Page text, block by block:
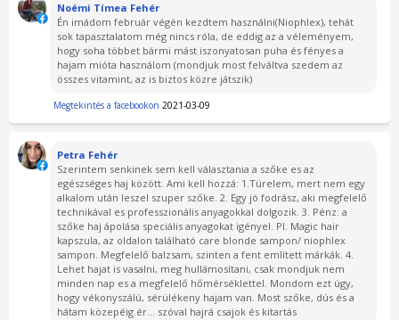
Noémi Tímea Fehér
Én imádom február végén kezdtem használni(Niophlex), tehát
sok tapasztalatom még nincs róla, de eddig az a véleményem,
hogy soha többet bármi mást iszonyatosan puha és fényes a
hajam mióta használom (mondjuk most felváltva szedem az
összes vitamint, az is biztos közre játszik)
Megtekintés a facebookon 2021-03-09
Petra Fehér
Szerintem senkinek sem kell választania a szőke es az
egészséges haj között. Ami kell hozzá: 1.Türelem, mert nem egy
alkalom után leszel szuper szőke. 2. Egy jó fodrász, aki megfelelő
technikával es professzionális anyagokkal dolgozik. 3. Pénz: a
szőke haj ápolása speciális anyagokat igényel. Pl. Magic hair
kapszula, az oldalon található care blonde sampon/ niophlex
sampon. Megfelelő balzsam, szinten a fent említett márkák. 4.
Lehet hajat is vasalni, meg hullámosítani, csak mondjuk nem
minden nap es a megfelelő hőmérséklettel. Mondom ezt úgy,
hogy vékonyszálú, sérülékeny hajam van. Most szőke, dús és a
hátam közepéig ér... szóval hajrá csajok és kitartás